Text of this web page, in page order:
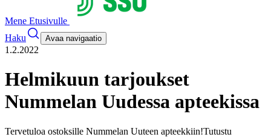
Mene Etusivulle
Haku
Avaa navigaatio
1.2.2022
Helmikuun tarjoukset
Nummelan Uudessa apteekissa
Tervetuloa ostoksille Nummelan Uuteen apteekkiin!Tutustu